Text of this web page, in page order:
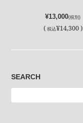
¥13,000(税別)
( 税込¥14,300 )
SEARCH